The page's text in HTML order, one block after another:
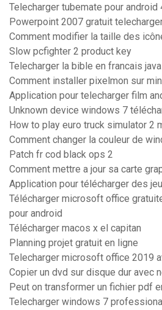
Telecharger tubemate pour android
Powerpoint 2007 gratuit
Comment modifier la taille des
Slow pcfighter 2 product key
Telecharger la bible en francais java
Comment installer pixelmon sur
Application pour telecharger film
Unknown device windows 7
How to play euro truck simulator 2
Comment changer la couleur de
Patch fr cod black ops 2
Comment mettre a jour sa carte
Application pour télécharger des
Télécharger microsoft office
pour android
Télécharger macos x el capitan
Planning projet gratuit en ligne
Telecharger microsoft office 2019
Copier un dvd sur disque dur avec
Peut on transformer un fichier pdf
Telecharger windows 7